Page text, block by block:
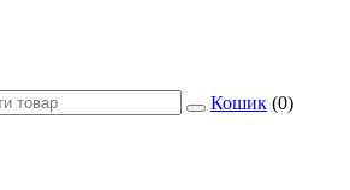
Кошик (0)